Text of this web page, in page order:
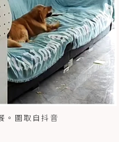
。圖取自抖音